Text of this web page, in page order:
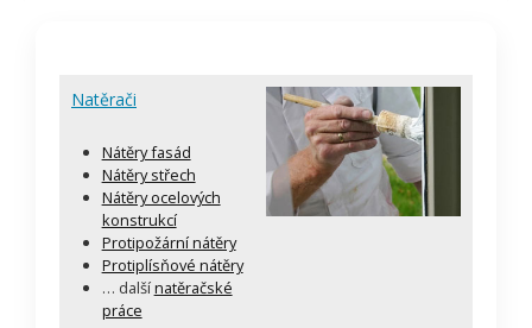
Natěrači
Nátěry fasád
Nátěry střech
Nátěry ocelových
konstrukcí
Protipožární nátěry
Protiplísňové nátěry
… dalšínatěračské
práce